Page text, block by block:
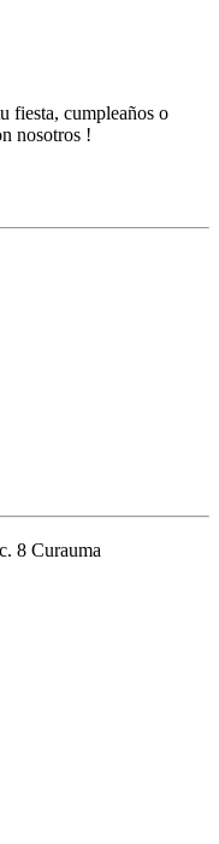
fiesta, cumpleaños o
nosotros !
8 Curauma